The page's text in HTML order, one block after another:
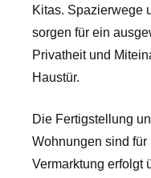
Kitas. Spazierwege
sorgen für ein
Privatheit und
Haustür.
Die Fertigstellung
Wohnungen sind
Vermarktung erfolgt